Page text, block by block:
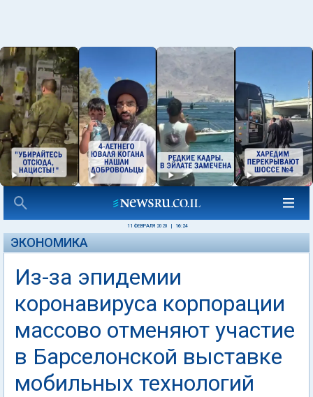
11 ФЕВРАЛЯ 2020 16:24
ЭКОНОМИКА
Из-за эпидемии
коронавируса корпорации
массово отменяют участие
в Барселонской выставке
мобильных технологий